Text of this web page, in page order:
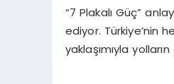
“7 Plakalı Güç”
ediyor. Türkiye’nin
yaklaşımıyla